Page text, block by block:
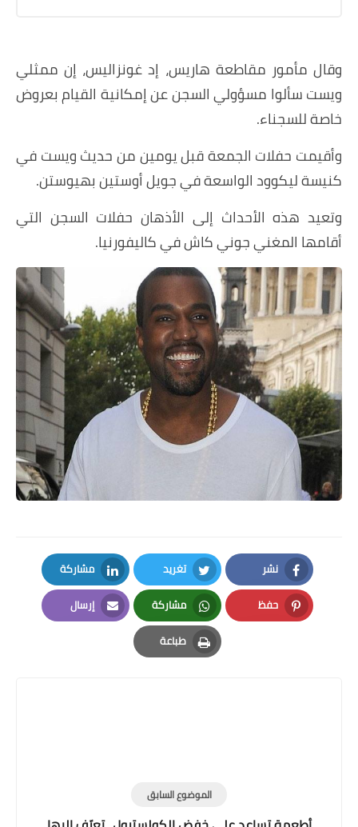
وقال مأمور مقاطعة هاريس، إد غونزاليس، إن ممثلي
ويست سألوا مسؤولي السجن عن إمكانية القيام بعروض
خاصة للسجناء.
وأقيمت حفلات الجمعة قبل يومين من حديث ويست في
كنيسة ليكوود الواسعة في جويل أوستين بهيوستن.
وتعيد هذه الأحداث إلى الأذهان حفلات السجن التي
أقامها المغني جوني كاش في كاليفورنيا.
نشر
Facebook
تغريد
Twitter
مشاركة
LinkedIn
حفظ
Pinterest
مشاركة
Whatsapp
إرسال
Email
طباعة
Print
الموضوع السابق